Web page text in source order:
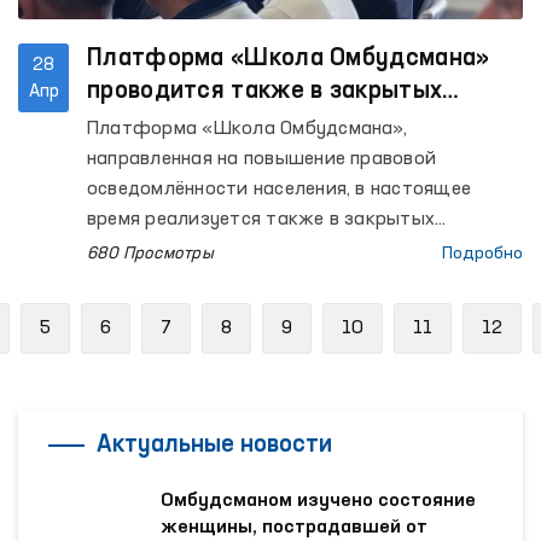
28
Апр
Платформа «Школа Омбудсмана»
проводится также в закрытых
учреждениях, где содержатся лица
с ограниченной свободой
передвижения
Платформа «Школа Омбудсмана»,
направленная на повышение правовой
осведомлённости населения, в настоящее
время реализуется также в закрытых
учреждениях, где содержатся лица с
680 Просмотры Подробно
5 6 7 8 9 10 11 12
Актуальные новости
Омбудсманом изучено состояние
женщины, пострадавшей от